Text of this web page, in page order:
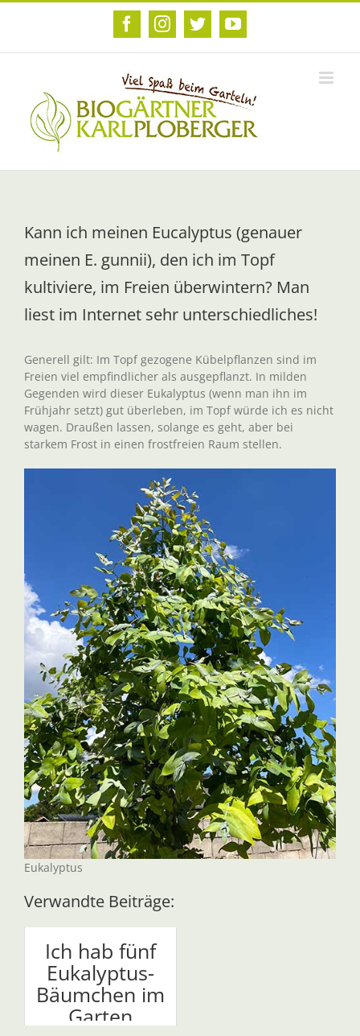
Zum
FacebookInstagram
TwitterYouTube
Kann ich meinen Eucalyptus (genauer
meinen E. gunnii), den ich im Topf
kultiviere, im Freien überwintern? Man
liest im Internet sehr unterschiedliches!
Generell gilt: Im Topf gezogene Kübelpflanzen sind im
Freien viel empfindlicher als ausgepflanzt. In milden
Gegenden wird dieser Eukalyptus (wenn man ihn im
Frühjahr setzt) gut überleben, im Topf würde ich es nicht
wagen. Draußen lassen, solange es geht, aber bei
starkem Frost in einen frostfreien Raum stellen.
Eukalyptus
Verwandte Beiträge:
Ich hab fünf
Eukalyptus-
Bäumchen im
Garten